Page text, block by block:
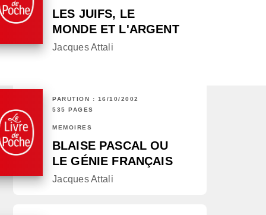
LES JUIFS, LE
MONDE ET L'ARGENT
Jacques Attali
PARUTION : 16/10/2002
535 PAGES
MÉMOIRES
BLAISE PASCAL OU
LE GÉNIE FRANÇAIS
Jacques Attali